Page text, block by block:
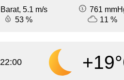
Barat, 5.1 m/s
761
53 %
11 %
22:00